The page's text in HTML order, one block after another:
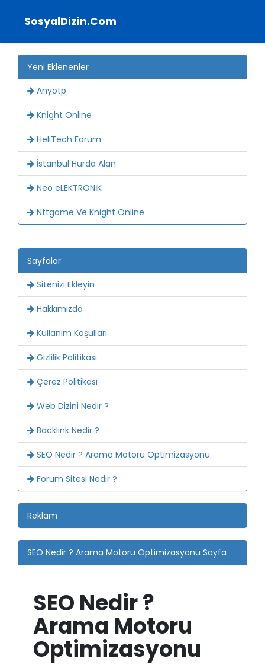
SosyalDizin.Com
Yeni Eklenenler
Anyotp
Knight Online
HeliTech Forum
İstanbul Hurda Alan
Neo eLEKTRONİK
Nttgame Ve Knight Online
Sayfalar
Sitenizi Ekleyin
Hakkımızda
Kullanım Koşulları
Gizlilik Politikası
Çerez Politikası
Web Dizini Nedir ?
Backlink Nedir ?
SEO Nedir ? Arama Motoru Optimizasyonu
Forum Sitesi Nedir ?
Reklam
SEO Nedir ? Arama Motoru Optimizasyonu Sayfa
SEO Nedir ?
Arama Motoru
Optimizasyonu